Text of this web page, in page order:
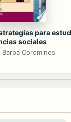
para
sociales
Barba Coromines